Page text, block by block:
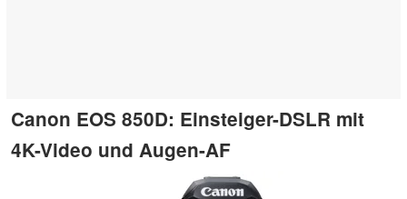
Canon EOS 850D: Einsteiger-DSLR mit
4K-Video und Augen-AF